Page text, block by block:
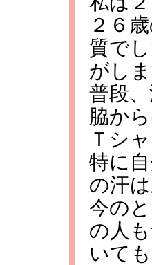
２６
質で
がし
普段
脇か
Ｔシ
特に
の汗
今の
の人
いて